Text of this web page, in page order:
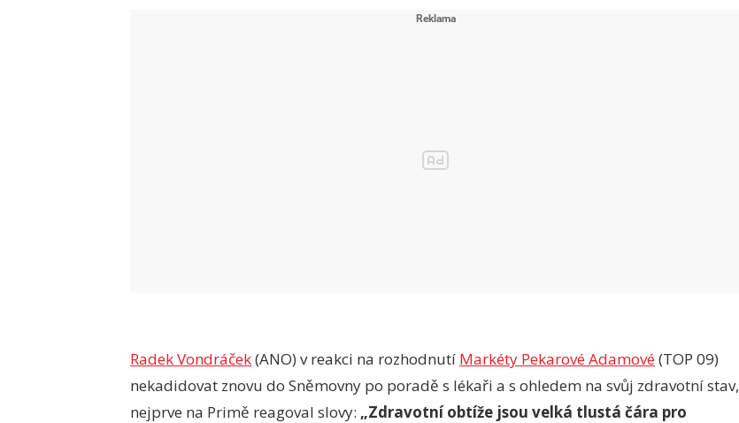
Radek Vondráček(ANO) v reakci na rozhodnutí Markéty Pekarové Adamové(TOP 09)
nekadidovat znovu do Sněmovny po poradě s lékaři a s ohledem na svůj zdravotní stav,
nejprve na Primě reagoval slovy: „Zdravotní obtíže jsou velká tlustá čára pro